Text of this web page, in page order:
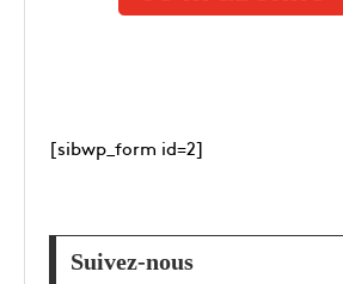
[sibwp_form id=2]
Suivez-nous